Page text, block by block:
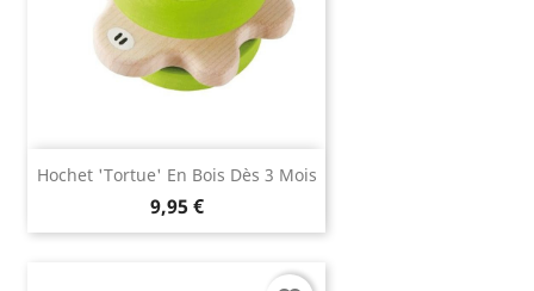
Hochet 'tortue' En Bois Dès 3 Mois
9,95 €